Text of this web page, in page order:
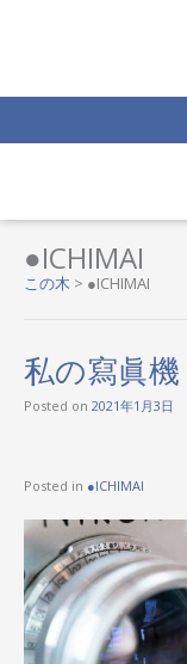
●ICHIMAI
この木 > ●ICHIMAI
私の寫眞機
Posted on 2021年1月3日
Posted in ●ICHIMAI